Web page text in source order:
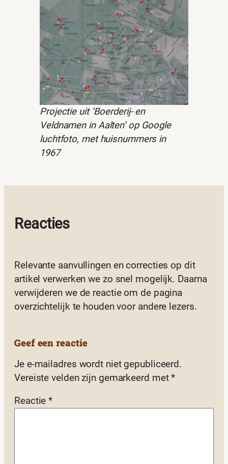
Projectie uit ‘Boerderij- en
Veldnamen in Aalten’ op Google
luchtfoto, met huisnummers in
1967
Reacties
Relevante aanvullingen en correcties op dit
artikel verwerken we zo snel mogelijk. Daarna
verwijderen we de reactie om de pagina
overzichtelijk te houden voor andere lezers.
Geef een reactie
Je e-mailadres wordt niet gepubliceerd.
Vereiste velden zijn gemarkeerd met*
Reactie*